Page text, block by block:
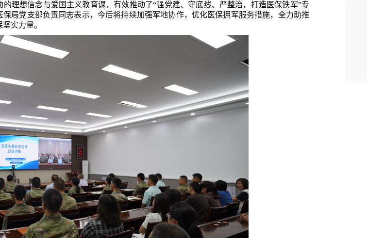
理想信念与爱国主义教育课，有效推动了“强党建、守底线、严整治，打造医保铁军”专
保局党支部负责同志表示， 今后将持续加强军地协作，优化医保拥军服务措施，全力助推
坚实力量。